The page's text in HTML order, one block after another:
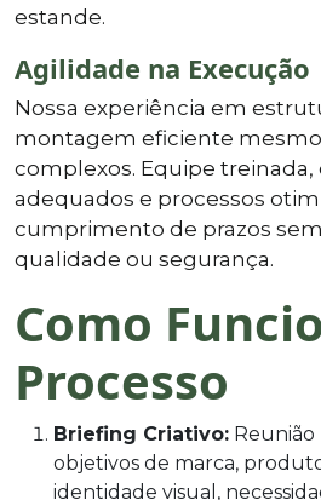
estande.
Agilidade na Execução
Nossa experiência em
montagem eficiente
complexos. Equipe
adequados e processos
cumprimento de prazos
qualidade ou segurança.
Como
Processo
Briefing Criativo:
objetivos de marca,
identidade visual,